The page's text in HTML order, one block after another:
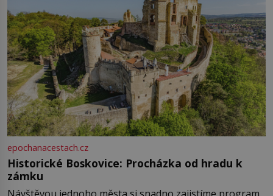
epochanacestach.cz
Historické Boskovice: Procházka od hradu k
zámku